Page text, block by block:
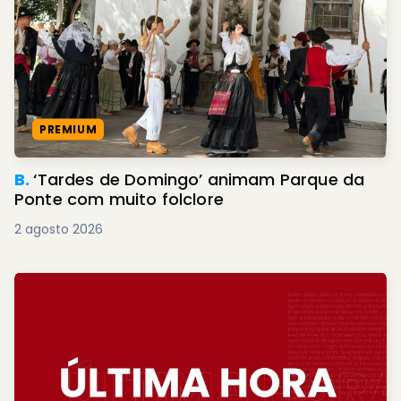
PREMIUM
B.‘Tardes de Domingo’ animam Parque da
Ponte com muito folclore
2 agosto 2026